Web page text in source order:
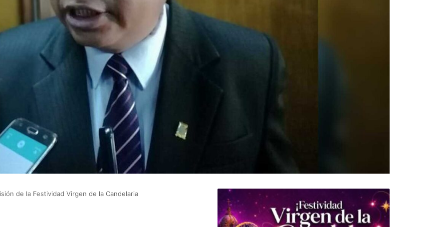
de la Festividad Virgen de la Candelaria